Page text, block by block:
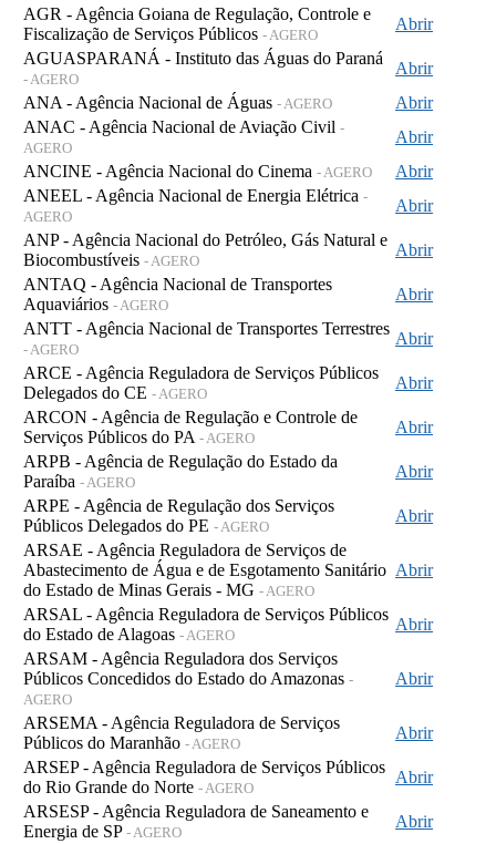
AGR - Agência Goiana de Regulação, Controle e
Fiscalização de Serviços Públicos - AGERO
Abrir
AGUASPARANÁ - Instituto das Águas do Paraná
- AGERO
Abrir
ANA - Agência Nacional de Águas - AGERO
Abrir
ANAC - Agência Nacional de Aviação Civil -
AGERO
Abrir
ANCINE - Agência Nacional do Cinema - AGERO
Abrir
ANEEL - Agência Nacional de Energia Elétrica -
AGERO
Abrir
ANP - Agência Nacional do Petróleo, Gás Natural e
Biocombustíveis - AGERO
Abrir
ANTAQ - Agência Nacional de Transportes
Aquaviários - AGERO
Abrir
ANTT - Agência Nacional de Transportes Terrestres
- AGERO
Abrir
ARCE - Agência Reguladora de Serviços Públicos
Delegados do CE - AGERO
Abrir
ARCON - Agência de Regulação e Controle de
Serviços Públicos do PA - AGERO
Abrir
ARPB - Agência de Regulação do Estado da
Paraíba - AGERO
Abrir
ARPE - Agência de Regulação dos Serviços
Públicos Delegados do PE - AGERO
Abrir
ARSAE - Agência Reguladora de Serviços de
Abastecimento de Água e de Esgotamento Sanitário
do Estado de Minas Gerais - MG - AGERO
Abrir
ARSAL - Agência Reguladora de Serviços Públicos
do Estado de Alagoas - AGERO
Abrir
ARSAM - Agência Reguladora dos Serviços
Públicos Concedidos do Estado do Amazonas -
AGERO
Abrir
ARSEMA - Agência Reguladora de Serviços
Públicos do Maranhão - AGERO
Abrir
ARSEP - Agência Reguladora de Serviços Públicos
do Rio Grande do Norte - AGERO
Abrir
ARSESP - Agência Reguladora de Saneamento e
Energia de SP - AGERO
Abrir